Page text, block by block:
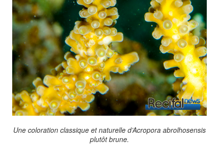
Une coloration classique et naturelle d’Acropora abrolhosensis
plutôt brune.